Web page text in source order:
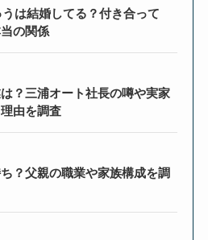
うは結婚してる？付き合って
の関係
？三浦オート社長の噂や実家
由を調査
？父親の職業や家族構成を調